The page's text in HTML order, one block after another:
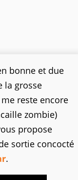
bonne et due
la grosse
reste encore
zombie)
propose
sortie concocté
.